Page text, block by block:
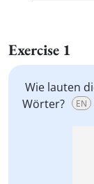
Exercise 1
Wie lauten
Wörter?
EN